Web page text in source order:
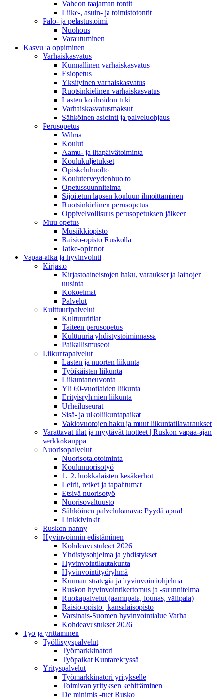
Vahdon taajaman tontit
Liike-, asuin- ja toimistotontit
Palo- ja pelastustoimi
Nuohous
Varautuminen
Kasvu ja oppiminen
Varhaiskasvatus
Kunnallinen varhaiskasvatus
Esiopetus
Yksityinen varhaiskasvatus
Ruotsinkielinen varhaiskasvatus
Lasten kotihoidon tuki
Varhaiskasvatusmaksut
Sähköinen asiointi ja palveluohjaus
Perusopetus
Wilma
Koulut
Aamu- ja iltapäivätoiminta
Koulukuljetukset
Opiskeluhuolto
Kouluterveydenhuolto
Opetussuunnitelma
Sijoitetun lapsen kouluun ilmoittaminen
Ruotsinkielinen perusopetus
Oppivelvollisuus perusopetuksen jälkeen
Muu opetus
Musiikkiopisto
Raisio-opisto Ruskolla
Jatko-opinnot
Vapaa-aika ja hyvinvointi
Kirjasto
Kirjastoaineistojen haku, varaukset ja lainojen
uusinta
Kokoelmat
Palvelut
Kulttuuripalvelut
Kulttuuritilat
Taiteen perusopetus
Kulttuuria yhdistystoiminnassa
Paikallismuseot
Liikuntapalvelut
Lasten ja nuorten liikunta
Työikäisten liikunta
Liikuntaneuvonta
Yli 60-vuotiaiden liikunta
Erityisryhmien liikunta
Urheiluseurat
Sisä- ja ulkoliikuntapaikat
Vakiovuorojen haku ja muut liikuntatilavaraukset
Varattavat tilat ja myytävät tuotteet | Ruskon vapaa-ajan
verkkokauppa
Nuorisopalvelut
Nuorisotalotoiminta
Koulunuorisotyö
1.-2. luokkalaisten kesäkerhot
Leirit, retket ja tapahtumat
Etsivä nuorisotyö
Nuorisovaltuusto
Sähköinen palvelukanava: Pyydä apua!
Linkkivinkit
Ruskon nanny
Hyvinvoinnin edistäminen
Kohdeavustukset 2026
Yhdistysohjelma ja yhdistykset
Hyvinvointilautakunta
Hyvinvointityöryhmä
Kunnan strategia ja hyvinvointiohjelma
Ruskon hyvinvointikertomus ja -suunnitelma
Ruokapalvelut (aamupala, lounas, välipala)
Raisio-opisto | kansalaisopisto
Varsinais-Suomen hyvinvointialue Varha
Kohdeavustukset 2026
Työ ja yrittäminen
Työllisyyspalvelut
Työmarkkinatori
Työpaikat Kuntarekryssä
Yrityspalvelut
Työmarkkinatori yritykselle
Toimivan yrityksen kehittäminen
De minimis -tuet Rusko